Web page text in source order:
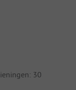
30